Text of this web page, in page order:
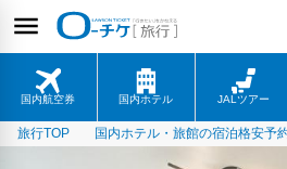
国内航空券 国内ホテル JALツアー
旅行TOP 国内ホテル・旅館の宿泊格安予